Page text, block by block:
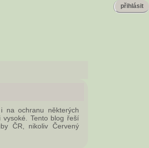
přihlásit
na ochranu některých
Tento blog řeší
ČR, nikoliv Červený